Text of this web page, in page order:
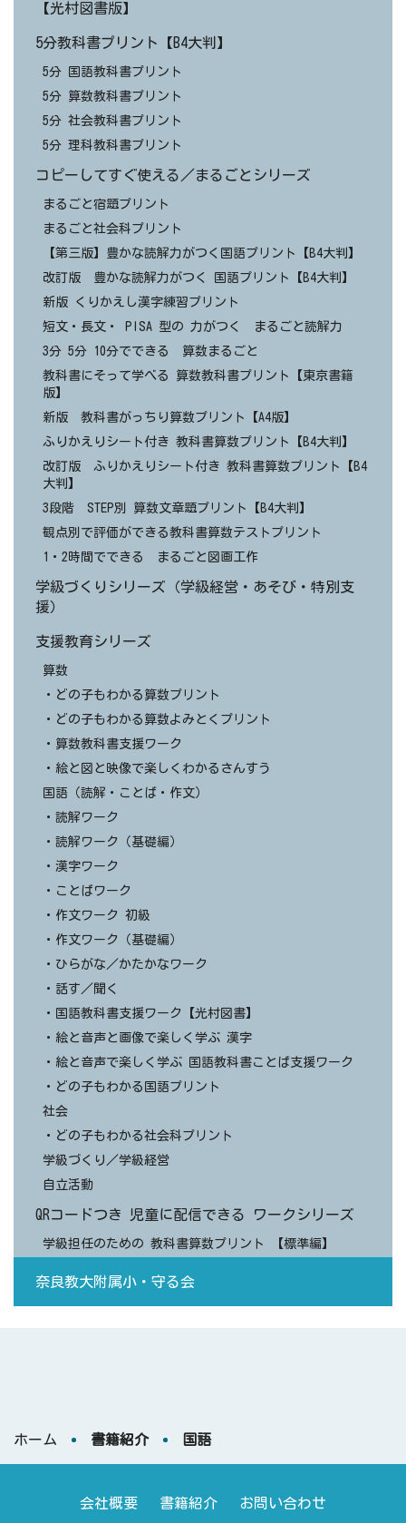
【光村図書版】
5分教科書プリント【B4大判】
5分 国語教科書プリント
5分 算数教科書プリント
5分 社会教科書プリント
5分 理科教科書プリント
コピーしてすぐ使える／まるごとシリーズ
まるごと宿題プリント
まるごと社会科プリント
【第三版】豊かな読解力がつく国語プリント【B4大判】
改訂版 豊かな読解力がつく 国語プリント【B4大判】
新版 くりかえし漢字練習プリント
短文・長文・ PISA 型の 力がつく まるごと読解力
3分 5分 10分でできる 算数まるごと
教科書にそって学べる 算数教科書プリント【東京書籍
版】
新版 教科書がっちり算数プリント【A4版】
ふりかえりシート付き 教科書算数プリント【B4大判】
改訂版 ふりかえりシート付き 教科書算数プリント【B4
大判】
3段階 STEP別 算数文章題プリント【B4大判】
観点別で評価ができる教科書算数テストプリント
1・2時間でできる まるごと図画工作
学級づくりシリーズ（学級経営・あそび・特別支
援）
支援教育シリーズ
算数
・どの子もわかる算数プリント
・どの子もわかる算数よみとくプリント
・算数教科書支援ワーク
・絵と図と映像で楽しくわかるさんすう
国語（読解・ことば・作文）
・読解ワーク
・読解ワーク（基礎編）
・漢字ワーク
・ことばワーク
・作文ワーク 初級
・作文ワーク（基礎編）
・ひらがな／かたかなワーク
・話す／聞く
・国語教科書支援ワーク【光村図書】
・絵と音声と画像で楽しく学ぶ 漢字
・絵と音声で楽しく学ぶ 国語教科書ことば支援ワーク
・どの子もわかる国語プリント
社会
・どの子もわかる社会科プリント
学級づくり／学級経営
自立活動
QRコードつき 児童に配信できる ワークシリーズ
学級担任のための 教科書算数プリント 【標準編】
奈良教大附属小・守る会
ホーム 書籍紹介 国語
会社概要 書籍紹介 お問い合わせ